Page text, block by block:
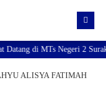
Datang di MTs Negeri 2
ALISYA FATIMAH